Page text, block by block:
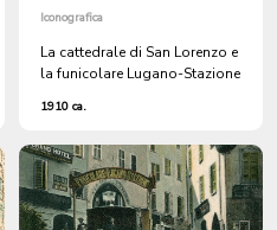
Iconografica
La cattedrale di San Lorenzo e
la funicolare Lugano-Stazione
1910 ca.